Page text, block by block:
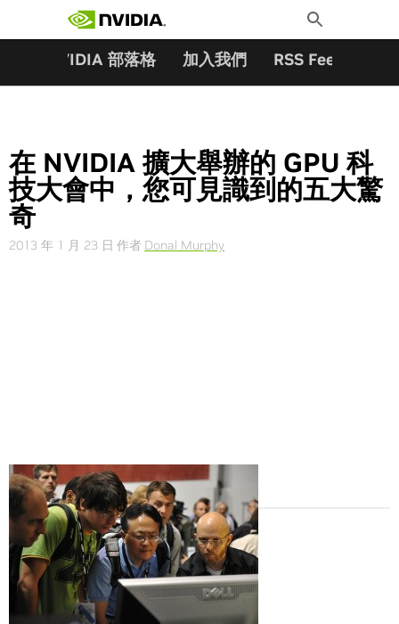
Toggle
Search
NVIDIA 部落格 加入我們 RSS Feeds
在 NVIDIA 擴大舉辦的 GPU 科
技大會中，您可見識到的五大驚
奇
2013 年 1 月 23 日 作者 Donal Murphy
Share